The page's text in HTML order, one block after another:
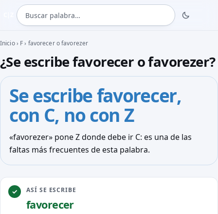
Buscar palabra
Inicio› F› favorecer o favorezer
¿Se escribe favorecer o favorezer?
Se escribefavorecer,
con C, no con Z
«favorezer» pone Z donde debe ir C: es una de las
faltas más frecuentes de esta palabra.
ASÍ SE ESCRIBE
favorecer